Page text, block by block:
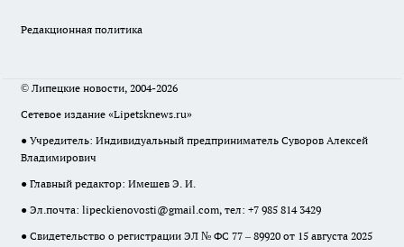
Редакционная политика
© Липецкие новости, 2004-2026
Сетевое издание «Lipetsknews.ru»
● Учредитель: Индивидуальный предприниматель Суворов Алексей
Владимирович
● Главный редактор: Имешев Э. И.
● Эл.почта: lipeckienovosti@gmail.com, тел: +7 985 814 3429
● Свидетельство о регистрации ЭЛ № ФС 77 – 89920 от 15 августа 2025